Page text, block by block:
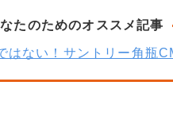
たのためのオススメ記事
はない！サントリー角瓶